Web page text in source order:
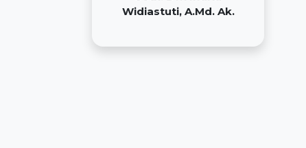
Widiastuti, A.Md. Ak.